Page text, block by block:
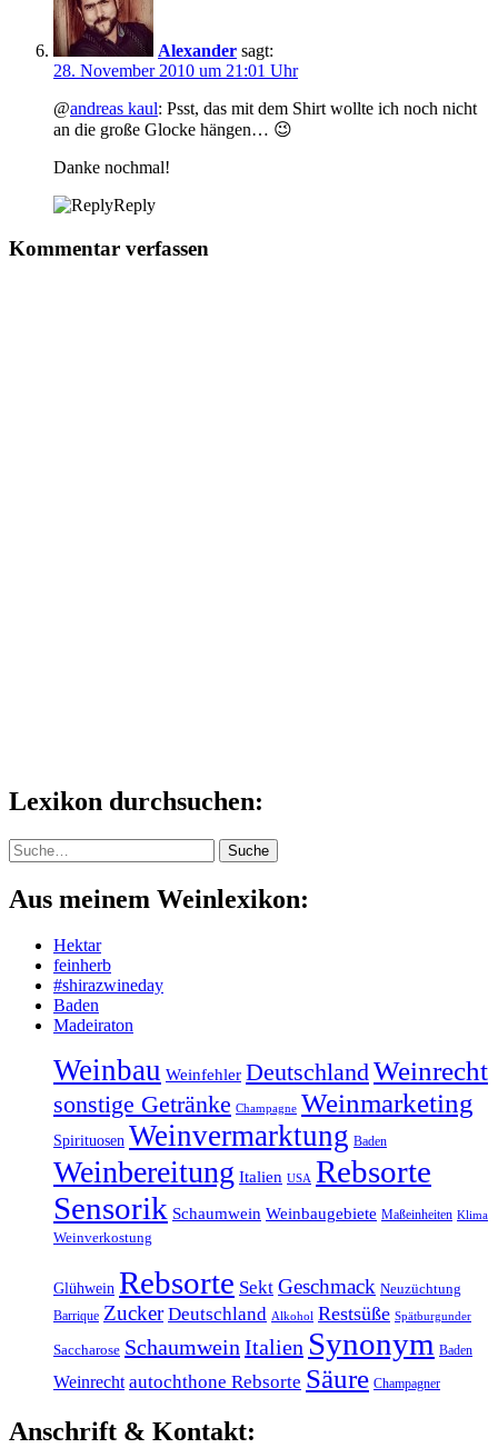
Alexander sagt:
28. November 2010 um 21:01 Uhr
@andreas kaul: Psst, das mit dem Shirt wollte ich noch nicht
an die große Glocke hängen… 😉
Danke nochmal!
Reply
Kommentar verfassen
Lexikon durchsuchen:
Suche Suche
Aus meinem Weinlexikon:
Hektar
feinherb
#shirazwineday
Baden
Madeiraton
Weinbau Weinfehler DeutschlandWeinrecht
sonstige Getränke Champagne Weinmarketing
Spirituosen Weinvermarktung Baden
Weinbereitung Italien USA Rebsorte
Sensorik Schaumwein Weinbaugebiete Maßeinheiten Klima
Weinverkostung
Glühwein Rebsorte Sekt Geschmack Neuzüchtung
Barrique Zucker Deutschland Alkohol Restsüße Spätburgunder
Saccharose SchaumweinItalien Synonym Baden
Weinrecht autochthone Rebsorte Säure Champagner
Anschrift & Kontakt: